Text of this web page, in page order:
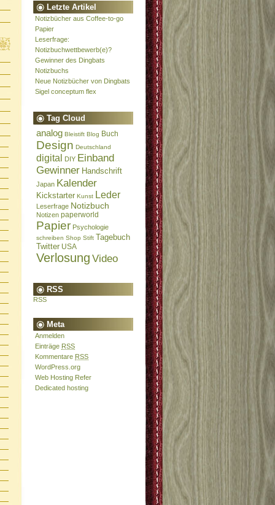
Letzte Artikel
Notizbücher aus Coffee-to-go
Papier
Leserfrage:
Notizbuchwettbewerb(e)?
Gewinner des Dingbats
Notizbuchs
Neue Notizbücher von Dingbats
Sigel conceptum flex
Tag Cloud
analog Bleistift Blog Buch
Design Deutschland
digital DIY Einband
Gewinner Handschrift
Japan Kalender
Kickstarter Kunst Leder
Leserfrage Notizbuch
Notizen paperworld
Papier Psychologie
schreiben Shop Stift Tagebuch
Twitter USA
Verlosung Video
RSS
RSS
Meta
Anmelden
Einträge RSS
Kommentare RSS
WordPress.org
Web Hosting Refer
Dedicated hosting